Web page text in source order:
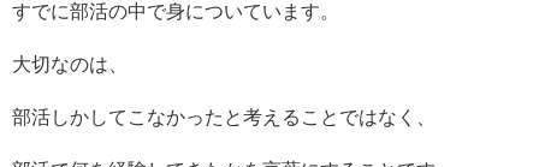
すでに部活の中で身についています。
大切なのは、
部活しかしてこなかったと考えることではなく、